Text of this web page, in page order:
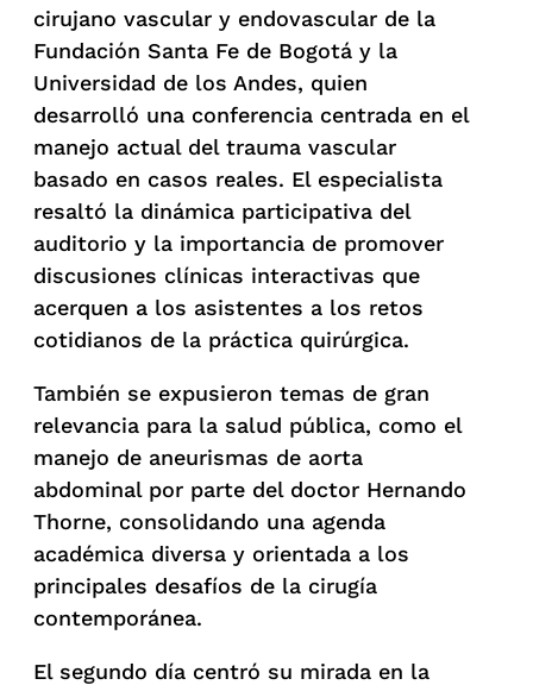
cirujano vascular y endovascular de la
Fundación Santa Fe de Bogotá y la
Universidad de los Andes, quien
desarrolló una conferencia centrada en el
manejo actual del trauma vascular
basado en casos reales. El especialista
resaltó la dinámica participativa del
auditorio y la importancia de promover
discusiones clínicas interactivas que
acerquen a los asistentes a los retos
cotidianos de la práctica quirúrgica.
También se expusieron temas de gran
relevancia para la salud pública, como el
manejo de aneurismas de aorta
abdominal por parte del doctor Hernando
Thorne, consolidando una agenda
académica diversa y orientada a los
principales desafíos de la cirugía
contemporánea.
El segundo día centró su mirada en la